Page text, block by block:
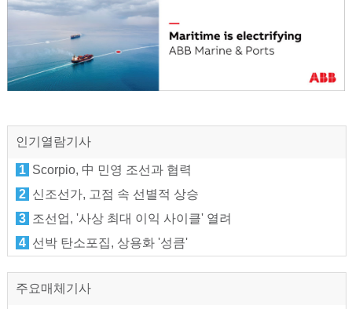
인기열람기사
1 Scorpio, 中 민영 조선과 협력
2 신조선가, 고점 속 선별적 상승
3 조선업, '사상 최대 이익 사이클' 열려
4 선박 탄소포집, 상용화 '성큼'
주요매체기사